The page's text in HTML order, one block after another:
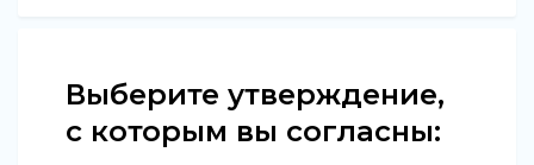
Выберите утверждение,
с которым вы согласны: